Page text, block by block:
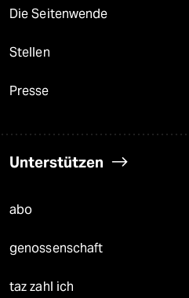
Die Seitenwende
Stellen
Presse
Unterstützen
abo
genossenschaft
taz zahl ich